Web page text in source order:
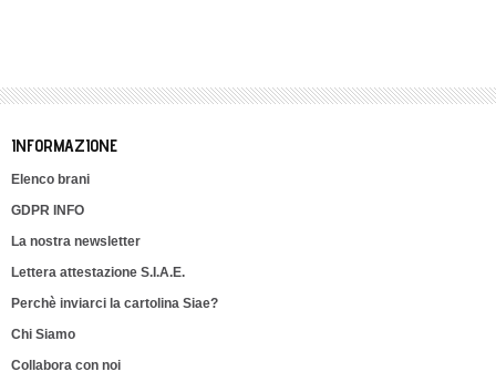
INFORMAZIONE
Elenco brani
GDPR INFO
La nostra newsletter
Lettera attestazione S.I.A.E.
Perchè inviarci la cartolina Siae?
Chi Siamo
Collabora con noi